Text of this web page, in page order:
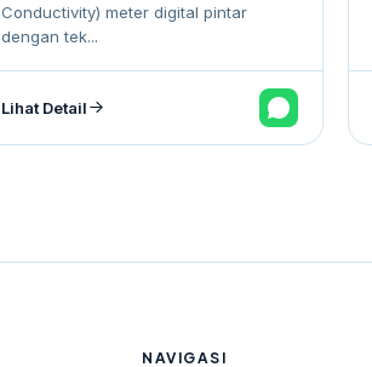
Conductivity) meter digital pintar
dengan tek...
Lihat Detail
NAVIGASI